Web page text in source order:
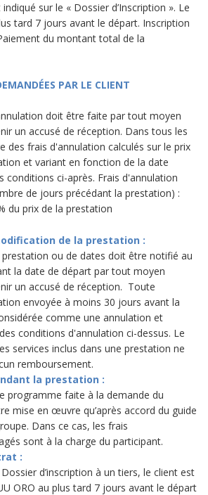
sur le « Dossier d’Inscription ». Le
tard 7 jours avant le départ. Inscription
du montant total de la
PAR LE CLIENT
doit être faite par tout moyen
un accusé de réception. Dans tous les
des frais d'annulation calculés sur le prix
et variant en fonction de la date
conditions ci-après. Frais d'annulation
de jours précédant la prestation) :
du prix de la prestation
de la prestation :
ou de dates doit être notifié au
la date de départ par tout moyen
un accusé de réception. Toute
envoyée à moins 30 jours avant la
comme une annulation et
conditions d'annulation ci-dessus. Le
services inclus dans une prestation ne
remboursement.
la prestation :
programme faite à la demande du
mise en œuvre qu’après accord du guide
Dans ce cas, les frais
sont à la charge du participant.
:
d’inscription à un tiers, le client est
ORO au plus tard 7 jours avant le départ